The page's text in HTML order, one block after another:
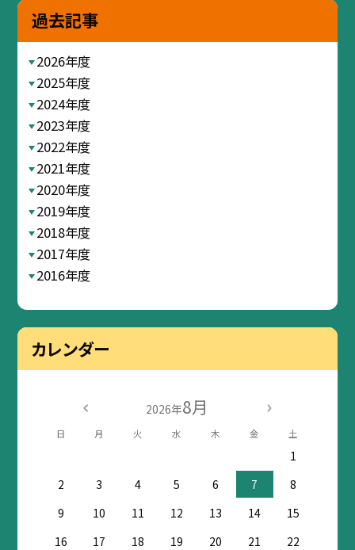
過去記事
2026年度
2025年度
2024年度
2023年度
2022年度
2021年度
2020年度
2019年度
2018年度
2017年度
2016年度
カレンダー
2026年8月
日 月 火 水 木 金 土
1
2
3 4 5 6 7
8
9
10 11 12 13 14
15
16
17 18 19 20 21
22